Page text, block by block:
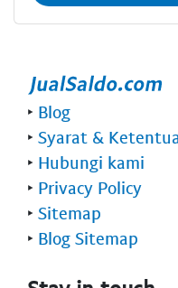
‣ Blog
‣ Syarat &
‣ Hubungi kami
‣ Privacy Policy
‣ Sitemap
‣ Blog Sitemap